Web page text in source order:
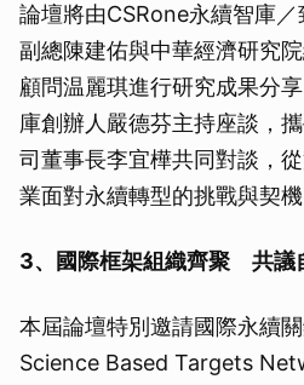
論壇將由CSRone永續智庫
副總陳建佑與中華經濟研究
顧問温麗琪進行研究成果分
庫創辦人嚴德芬主持座談，
司董事長李宜樺共同對談，
業面對永續轉型的挑戰與契機
3、國際框架組織齊聚 共議
本屆論壇特別邀請國際永續
Science Based Targets